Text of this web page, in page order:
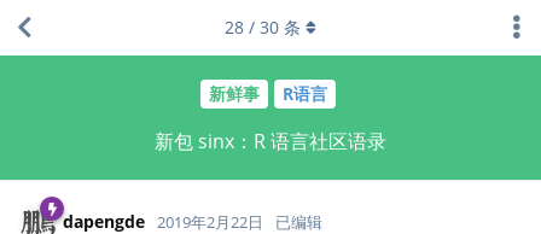
新鲜事 R语言
新包 sinx：R 语言社区语录
28 / 30 条
dapengde 2019年2月22日 已编辑